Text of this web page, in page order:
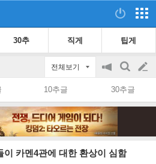
30추 직게 팁게
전체보기
공
지
on/off
검
색
글
쓰
10추글 30추글
이 카멘4관에 대한 환상이 심함